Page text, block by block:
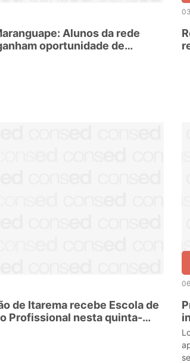
Alunos da rede
oportunidade de
de Itarema recebe Escola de
Profissional nesta quinta-